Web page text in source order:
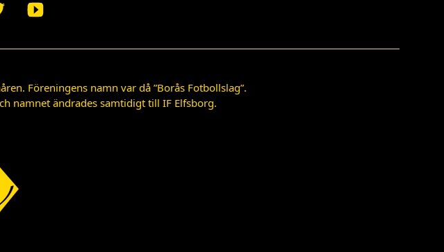
Föreningens namn var då ”Borås Fotbollslag”.
namnet ändrades samtidigt till IF Elfsborg.